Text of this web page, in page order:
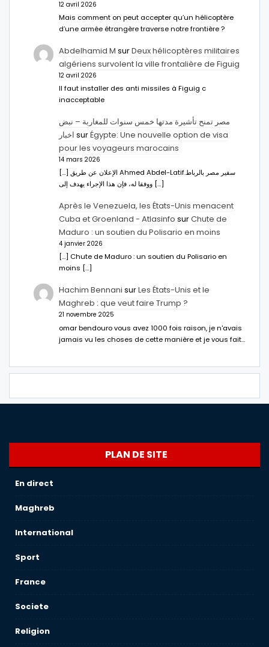
12 avril 2026
Mais comment on peut accepter qu’un hélicoptère
d’une armée étrangère traverse notre frontière ?
Abdelhamid M surDeux hélicoptères militaires
algériens survolent la ville frontalière de Figuig
12 avril 2026
Il faut installer des anti missiles à Figuig c
inacceptable
مصر تمنح تأشيرة مدتها خمس سنوات للمغاربة – نبض
اخبار surÉgypte: Une nouvelle option de visa
pour les voyageurs marocains
14 mars 2026
[…] الإعلان عن طريق Ahmed Abdel-Latifسفير مصر بالرباط.
ووفقا له، فإن هذا الإجراء يهدف إلى […]
Après le Venezuela, les États-Unis menacent
Cuba et Groenland - Atlasinfo surChute de
Maduro : un soutien du Polisario en moins
4 janvier 2026
[…] Chute de Maduro : un soutien du Polisario en
moins […]
Hachim Bennani surLes États-Unis et le
Maghreb : que veut faire Trump ?
21 novembre 2025
omar bendouro vous avez 1000 fois raison, je n'avais
jamais vu les choses de cette manière et je vous fait…
PLAN DE SITE
En direct
Maghreb
International
Sport
France
Societe
Religion